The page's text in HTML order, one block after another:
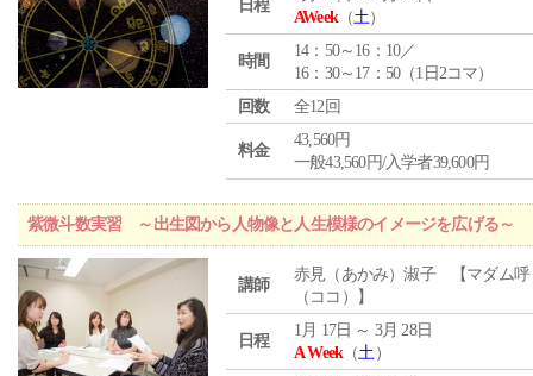
日程
AWeek（土）
時間
14：50～16：10／
16：30～17：50（1日2コマ）
回数
全12回
料金
43,560円
一般43,560円/入学者39,600円
紫微斗数実習 ～出生図から人物像と人生模様のイメージを広げる～
講師
赤見（あかみ）淑子 【マダム呼
（ココ）】
日程
1月 17日 ～ 3月 28日
A Week（土）